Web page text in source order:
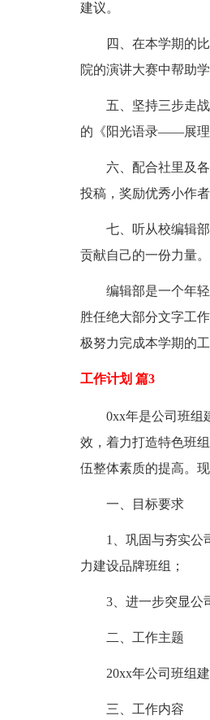
建议。
四、在本学期的比
院的演讲大赛中帮助
五、坚持三步走战
的《阳光语录——展理
六、配合社里及各
投稿，奖励优秀小作者
七、听从校编辑部
贡献自己的一份力量。
编辑部是一个年轻
胜任绝大部分文字工
极努力完成本学期的
工作计划 篇3
0xx年是公司班组建
效，着力打造特色班
伍整体素质的提高。
一、目标要求
1、巩固与夯实公司
力建设品牌班组；
3、进一步突显公司
二、工作主题
20xx年公司班组建
三、工作内容